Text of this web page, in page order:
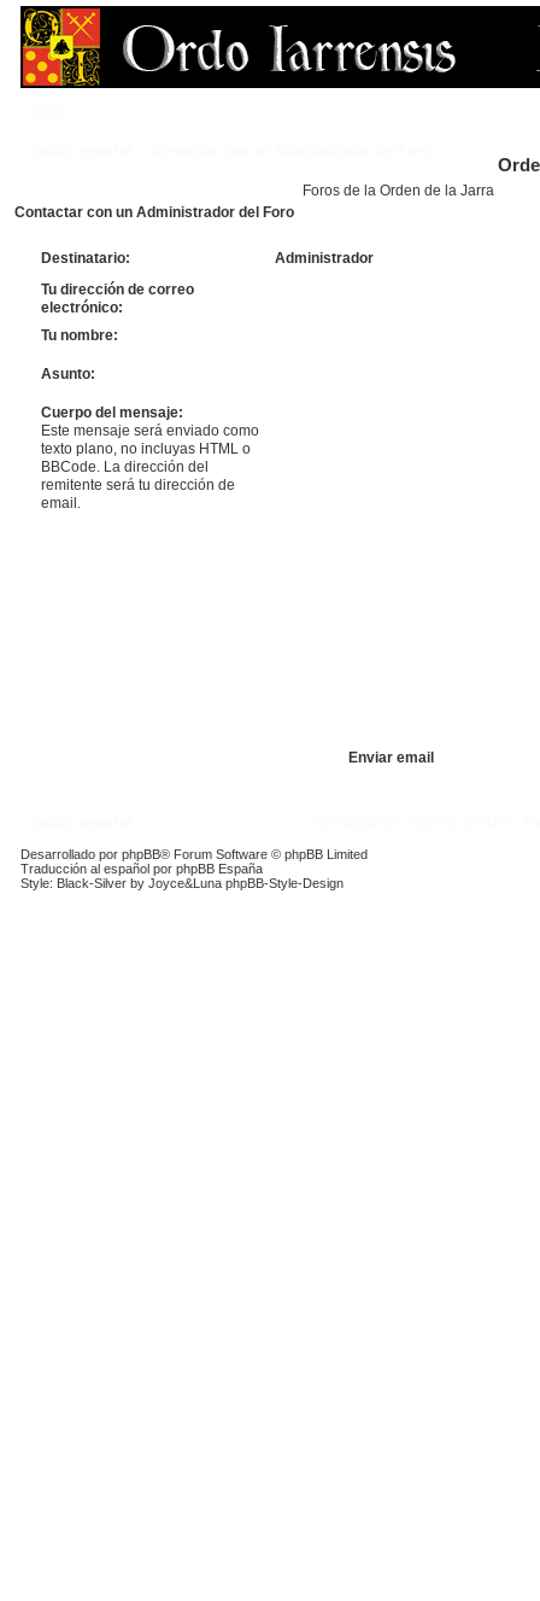
Foros de la Orden de la Jarra
Contactar con un Administrador del Foro
Destinatario:
Administrador
Tu dirección de correo
electrónico:
Tu nombre:
Asunto:
Cuerpo del mensaje:
Este mensaje será enviado como
texto plano, no incluyas HTML o
BBCode. La dirección del
remitente será tu dirección de
email.
Desarrollado por phpBB® Forum Software © phpBB Limited
Traducción al español por phpBB España
Style: Black-Silver by Joyce&Luna phpBB-Style-Design